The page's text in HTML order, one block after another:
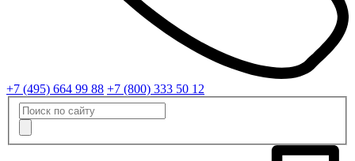
+7 (495) 664 99 88 +7 (800) 333 50 12